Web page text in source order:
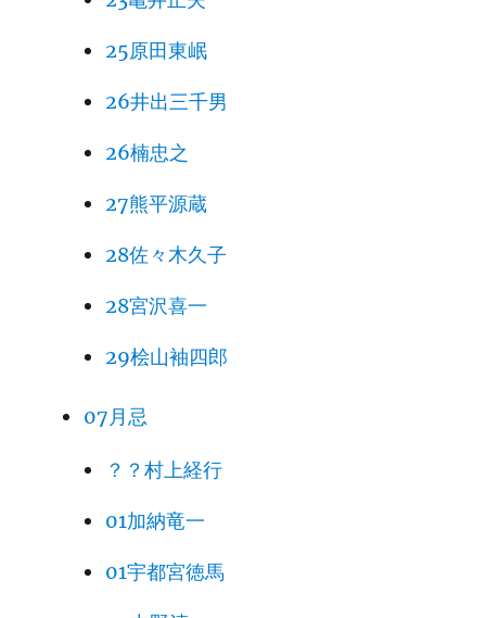
25原田東岷
26井出三千男
26楠忠之
27熊平源蔵
28佐々木久子
28宮沢喜一
29桧山袖四郎
07月忌
？？村上経行
01加納竜一
01宇都宮徳馬